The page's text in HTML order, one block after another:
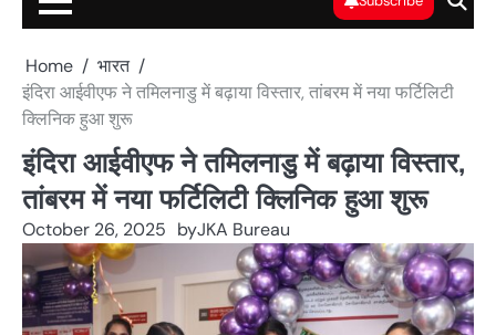
Home
भारत
इंदिरा आईवीएफ ने तमिलनाडु में बढ़ाया विस्तार, तांबरम में नया फर्टिलिटी
क्लिनिक हुआ शुरू
इंदिरा आईवीएफ ने तमिलनाडु में बढ़ाया विस्तार,
तांबरम में नया फर्टिलिटी क्लिनिक हुआ शुरू
October 26, 2025 byJKA Bureau